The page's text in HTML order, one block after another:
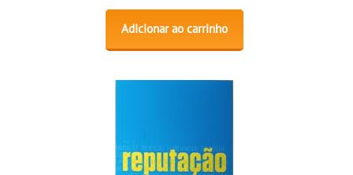
Adicionar ao carrinho